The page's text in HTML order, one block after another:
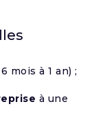
mois à 1 an) ;
à une